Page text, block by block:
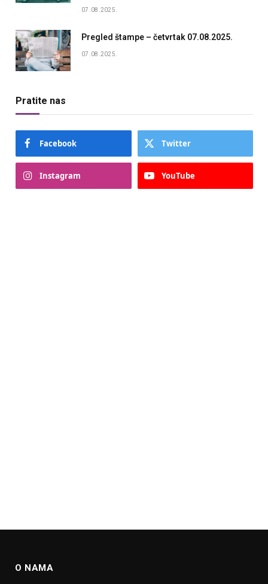
07.08.2025.
Pregled štampe – četvrtak 07.08.2025.
07.08.2025.
Pratite nas
Facebook Twitter
Instagram YouTube
O NAMA